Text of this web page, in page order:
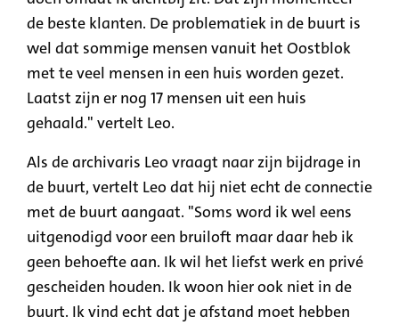
de beste klanten. De problematiek in de buurt is
wel dat sommige mensen vanuit het Oostblok
met te veel mensen in een huis worden gezet.
Laatst zijn er nog 17 mensen uit een huis
gehaald." vertelt Leo.
Als de archivaris Leo vraagt naar zijn bijdrage in
de buurt, vertelt Leo dat hij niet echt de connectie
met de buurt aangaat. "Soms word ik wel eens
uitgenodigd voor een bruiloft maar daar heb ik
geen behoefte aan. Ik wil het liefst werk en privé
gescheiden houden. Ik woon hier ook niet in de
buurt. Ik vind echt dat je afstand moet hebben